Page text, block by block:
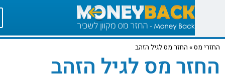
מס» החזר מס לגיל הזהב
מס לגיל הזהב